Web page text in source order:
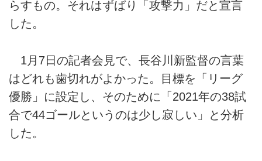
らすもの。それはずばり「攻撃力」だと宣言
した。
1月7日の記者会見で、長谷川新監督の言葉
はどれも歯切れがよかった。目標を「リーグ
優勝」に設定し、そのために「2021年の38試
合で44ゴールというのは少し寂しい」と分析
した。